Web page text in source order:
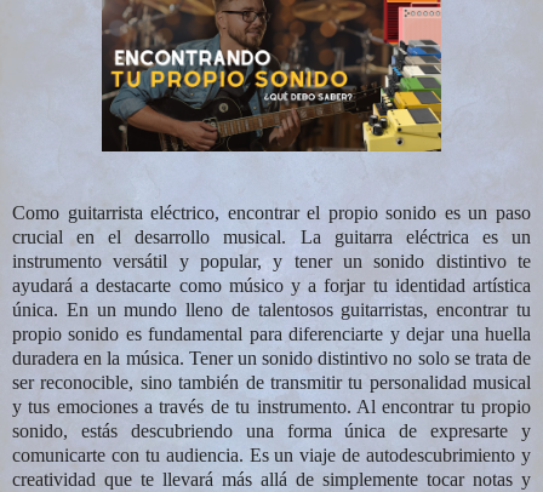
Como guitarrista eléctrico, encontrar el propio sonido es un paso
crucial en el desarrollo musical. La guitarra eléctrica es un
instrumento versátil y popular, y tener un sonido distintivo te
ayudará a destacarte como músico y a forjar tu identidad artística
única. En un mundo lleno de talentosos guitarristas, encontrar tu
propio sonido es fundamental para diferenciarte y dejar una huella
duradera en la música. Tener un sonido distintivo no solo se trata de
ser reconocible, sino también de transmitir tu personalidad musical
y tus emociones a través de tu instrumento. Al encontrar tu propio
sonido, estás descubriendo una forma única de expresarte y
comunicarte con tu audiencia. Es un viaje de autodescubrimiento y
creatividad que te llevará más allá de simplemente tocar notas y